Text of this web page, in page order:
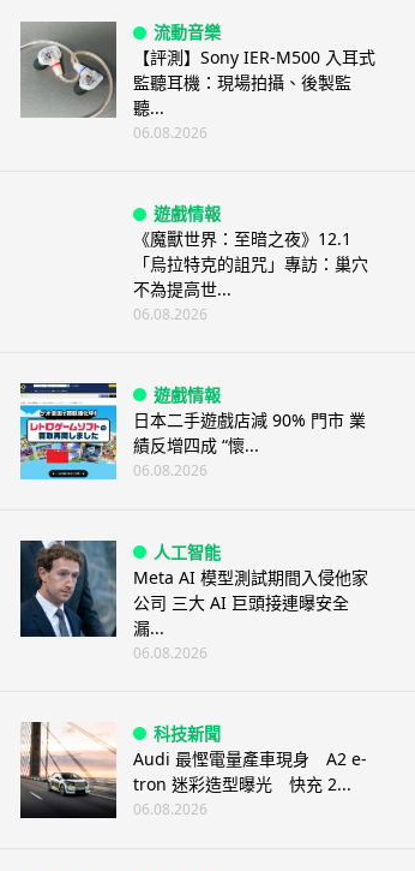
流動音樂
【評測】Sony IER-M500 入耳式
監聽耳機：現場拍攝、後製監
聽...
06.08.2026
遊戲情報
《魔獸世界：至暗之夜》12.1
「烏拉特克的詛咒」專訪：巢穴
不為提高世...
06.08.2026
遊戲情報
日本二手遊戲店減 90% 門市 業
績反增四成 “懷...
06.08.2026
人工智能
Meta AI 模型測試期間入侵他家
公司 三大 AI 巨頭接連曝安全
漏...
06.08.2026
科技新聞
Audi 最慳電量產車現身 A2 e-
tron 迷彩造型曝光 快充 2...
06.08.2026